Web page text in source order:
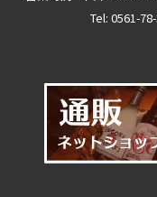
Tel: 0561-